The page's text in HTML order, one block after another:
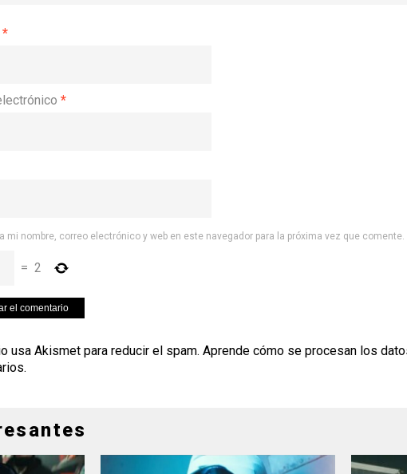
*
*
mi nombre, correo electrónico y web en este navegador para la próxima vez que comente.
= 2
usa Akismet para reducir el spam. Aprende cómo se procesan los
.